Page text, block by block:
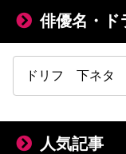
俳優名・ド
人気記事